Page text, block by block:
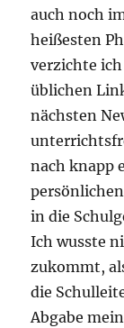
auch noch
heißesten
verzichte
üblichen
nächsten
nach knapp
in die
Ich wusste
zukommt,
die
Abgabe